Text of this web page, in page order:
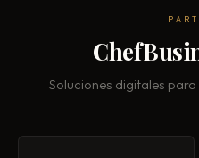
Soluciones digitales